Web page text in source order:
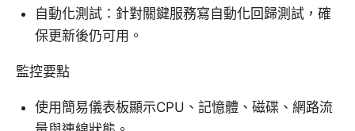
自動化測試：針對關鍵服務寫自動化回歸測試，確
保更新後仍可用。
監控要點
使用簡易儀表板顯示CPU、記憶體、磁碟、網路流